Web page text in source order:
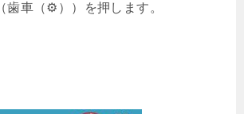
（歯車（⚙））を押します。